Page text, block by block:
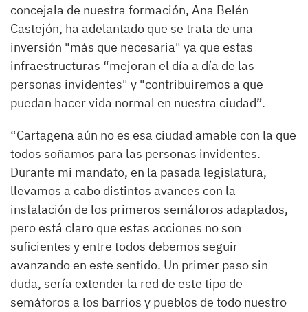
concejala de nuestra formación, Ana Belén
Castejón, ha adelantado que se trata de una
inversión "más que necesaria" ya que estas
infraestructuras “mejoran el día a día de las
personas invidentes" y "contribuiremos a que
puedan hacer vida normal en nuestra ciudad”.
“Cartagena aún no es esa ciudad amable con la que
todos soñamos para las personas invidentes.
Durante mi mandato, en la pasada legislatura,
llevamos a cabo distintos avances con la
instalación de los primeros semáforos adaptados,
pero está claro que estas acciones no son
suficientes y entre todos debemos seguir
avanzando en este sentido. Un primer paso sin
duda, sería extender la red de este tipo de
semáforos a los barrios y pueblos de todo nuestro